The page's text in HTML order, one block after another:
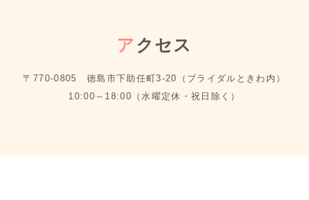
ア クセス
〒770-0805 徳島市下助任町3-20（ブライダルときわ内）
10:00～18:00（水曜定休・祝日除く）